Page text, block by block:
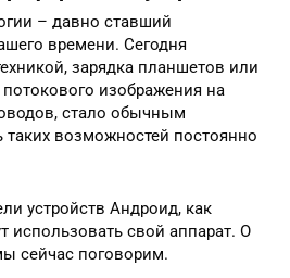
– давно ставший
времени. Сегодня
зарядка планшетов или
изображения на
стало обычным
таких возможностей постоянно
устройств Андроид, как
использовать свой аппарат. О
сейчас поговорим.